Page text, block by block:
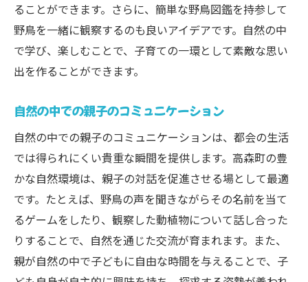
ることができます。さらに、簡単な野鳥図鑑を持参して
野鳥を一緒に観察するのも良いアイデアです。自然の中
で学び、楽しむことで、子育ての一環として素敵な思い
出を作ることができます。
自然の中での親子のコミュニケーション
自然の中での親子のコミュニケーションは、都会の生活
では得られにくい貴重な瞬間を提供します。高森町の豊
かな自然環境は、親子の対話を促進させる場として最適
です。たとえば、野鳥の声を聞きながらその名前を当て
るゲームをしたり、観察した動植物について話し合った
りすることで、自然を通じた交流が育まれます。また、
親が自然の中で子どもに自由な時間を与えることで、子